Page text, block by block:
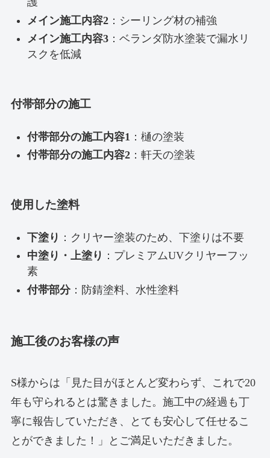
メイン施工内容2：シーリング材の補強
メイン施工内容3：ベランダ防水塗装で漏水リ
スクを低減
付帯部分の施工
付帯部分の施工内容1 ：樋の塗装
付帯部分の施工内容2：軒天の塗装
使用した塗料
下塗り ：クリヤー塗装のため、下塗りは不要
中塗り・上塗り ：プレミアムUVクリヤーフッ
素
付帯部分：防錆塗料、水性塗料
施工後のお客様の声
S様からは「見た目がほとんど変わらず、これで20
年も守られるとは驚きました。施工中の経過も丁
寧に報告していただき、とても安心して任せるこ
とができました！」とご満足いただきました。